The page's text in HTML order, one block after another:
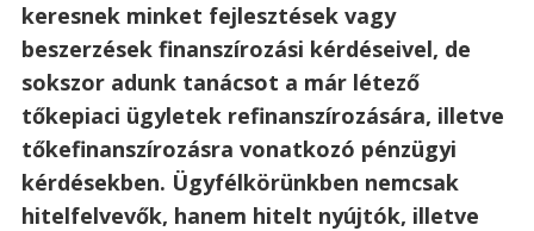
keresnek minket fejlesztések vagy
beszerzések finanszírozási kérdéseivel, de
sokszor adunk tanácsot a már létező
tőkepiaci ügyletek refinanszírozására, illetve
tőkefinanszírozásra vonatkozó pénzügyi
kérdésekben. Ügyfélkörünkben nemcsak
hitelfelvevők, hanem hitelt nyújtók, illetve